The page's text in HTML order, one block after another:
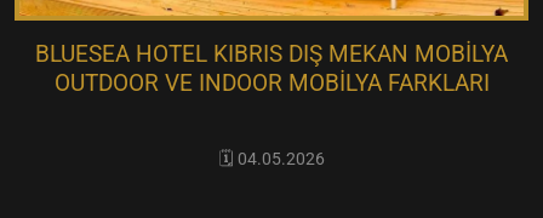
BLUESEA HOTEL KIBRIS DIŞ MEKAN MOBILYA
OUTDOOR VE INDOOR MOBILYA FARKLARI
🗓️ 04.05.2026